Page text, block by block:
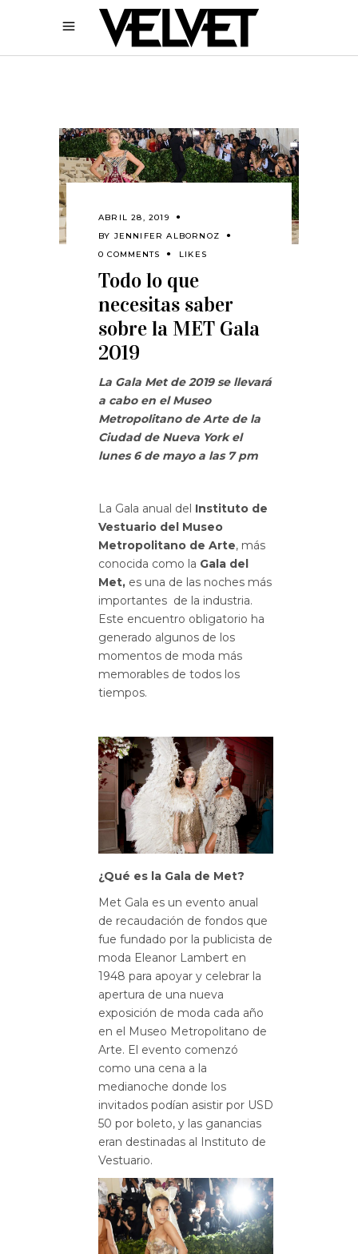
ABRIL 28, 2019
BY JENNIFER ALBORNOZ
0 COMMENTS
LIKES
Todo lo que
necesitas saber
sobre la MET Gala
2019
La Gala Met de 2019 se llevará
a cabo en el Museo
Metropolitano de Arte de la
Ciudad de Nueva York el
lunes 6 de mayo a las 7 pm
La Gala anual del Instituto de
Vestuario del Museo
Metropolitano de Arte, más
conocida como la Gala del
Met, es una de las noches más
importantes de la industria.
Este encuentro obligatorio ha
generado algunos de los
momentos de moda más
memorables de todos los
tiempos.
¿Qué es la Gala de Met?
Met Gala es un evento anual
de recaudación de fondos que
fue fundado por la publicista de
moda Eleanor Lambert en
1948 para apoyar y celebrar la
apertura de una nueva
exposición de moda cada año
en el Museo Metropolitano de
Arte. El evento comenzó
como una cena a la
medianoche donde los
invitados podían asistir por USD
50 por boleto, y las ganancias
eran destinadas al Instituto de
Vestuario.